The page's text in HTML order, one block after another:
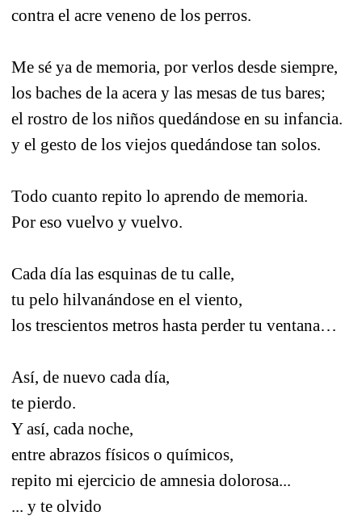
contra el acre veneno de los perros.
Me sé ya de memoria, por verlos desde siempre,
los baches de la acera y las mesas de tus bares;
el rostro de los niños quedándose en su infancia.
y el gesto de los viejos quedándose tan solos.
Todo cuanto repito lo aprendo de memoria.
Por eso vuelvo y vuelvo.
Cada día las esquinas de tu calle,
tu pelo hilvanándose en el viento,
los trescientos metros hasta perder tu ventana…
Así, de nuevo cada día,
te pierdo.
Y así, cada noche,
entre abrazos físicos o químicos,
repito mi ejercicio de amnesia dolorosa...
... y te olvido